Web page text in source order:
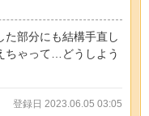
た部分にも結構手直し
ちゃって…どうしよう
登録日 2023.06.05 03:05